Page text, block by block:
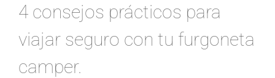
4 consejos prácticos para
viajar seguro con tu furgoneta
camper.